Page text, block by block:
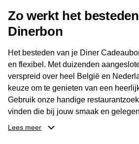
buurt, bijvoorbeeld in Brussel,
De ontvanger kiest zelf waar en
van deze culinaire ervaring. Zo is de
niet alleen een diner, maar een
Zo werkt het
Dinerbon
Het besteden van je Diner
en flexibel. Met duizenden
verspreid over heel België en
keuze om te genieten van een
Gebruik onze handige
vinden die bij jouw smaak en
je keuze hebt gemaakt, kun je
Lees meer